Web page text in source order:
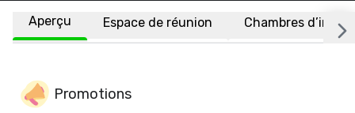
Aperçu Espace de réunion Chambres
Promotions